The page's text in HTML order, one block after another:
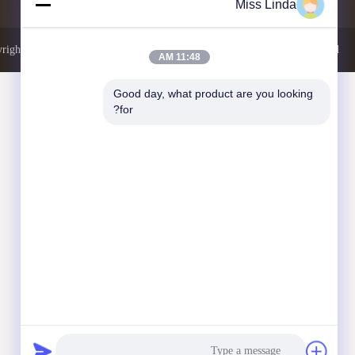
© 2014-2026 China Kingmax Industrial Co.,ltd.. All Rights Reserved.
Miss Linda
11:48 AM
Good day, what product are you looking
for?